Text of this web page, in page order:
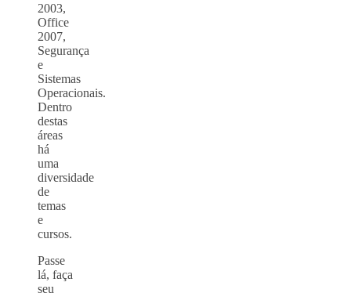
2003,
Office
2007,
Segurança
e
Sistemas
Operacionais.
Dentro
destas
áreas
há
uma
diversidade
de
temas
e
cursos.
Passe
lá, faça
seu